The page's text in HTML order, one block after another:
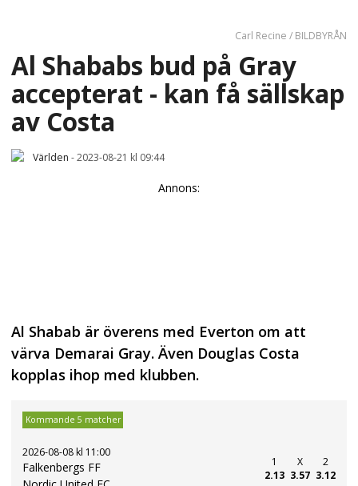
Carl Recine / BILDBYRÅN
Al Shababs bud på Gray
accepterat - kan få sällskap
av Costa
Världen -2023-08-21 kl 09:44
Annons:
Al Shabab är överens med Everton om att
värva Demarai Gray. Även Douglas Costa
kopplas ihop med klubben.
Kommande 5 matcher
2026-08-08 kl 11:00
Falkenbergs FF
1
2.13
X
3.57
2
3.12